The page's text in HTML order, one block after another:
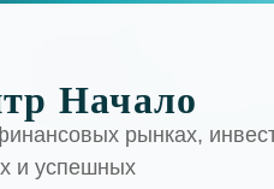
Начало
рынках,
и успешных